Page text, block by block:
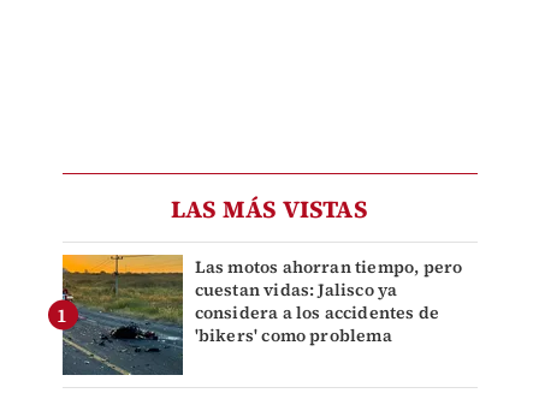
LAS MÁS VISTAS
Las motos ahorran tiempo, pero
cuestan vidas: Jalisco ya
considera a los accidentes de
'bikers' como problema